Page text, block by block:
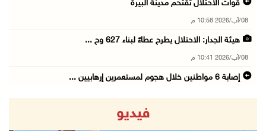
قوات الاحتلال تقتحم مدينة البيرة
08/آب/2026 10:58 م
هيئة الجدار: الاحتلال يطرح عطاءً لبناء 627 وح ...
08/آب/2026 10:41 م
إصابة 6 مواطنين خلال هجوم لمستعمرين إرهابيين ...
الاحتلال يحتجز مواطنين من طمون ومخيم الفارعة
فيديو